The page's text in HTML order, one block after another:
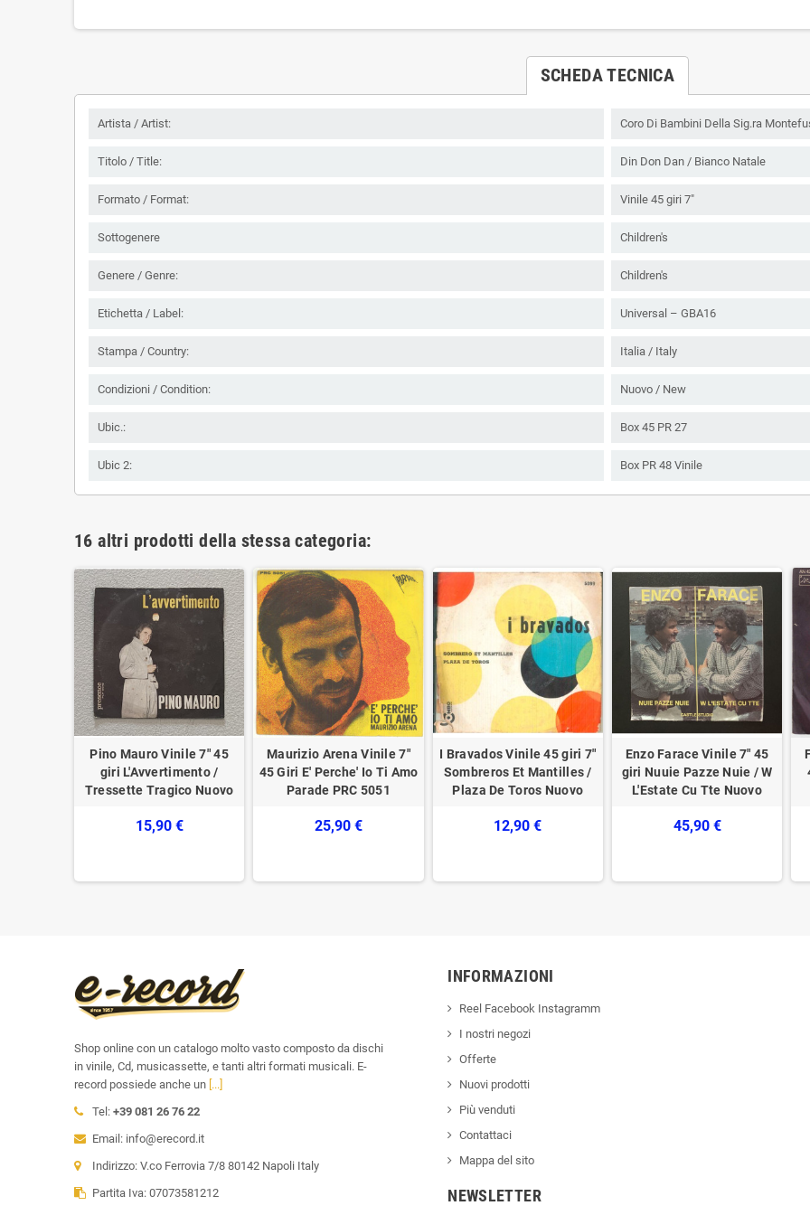
SCHEDA TECNICA
Artista / Artist: Coro Di Bambini Della Sig.ra
Titolo / Title: Din Don Dan / Bianco Natale
Formato / Format: Vinile 45 giri 7"
Sottogenere Children's
Genere / Genre: Children's
Etichetta / Label: Universal – GBA16
Stampa / Country: Italia / Italy
Condizioni / Condition: Nuovo / New
Ubic.: Box 45 PR 27
Ubic 2: Box PR 48 Vinile
16 altri prodotti della stessa categoria:
Pino Mauro Vinile 7" 45
giri L'Avvertimento /
Tressette Tragico Nuovo
15,90 €
Maurizio Arena Vinile 7"
45 Giri E' Perche' Io Ti Amo
Parade PRC 5051
25,90 €
I Bravados Vinile 45 giri 7"
Sombreros Et Mantilles /
Plaza De Toros Nuovo
12,90 €
Enzo Farace Vinile 7" 45
giri Nuuie Pazze Nuie / W
L'Estate Cu Tte Nuovo
45,90 €
Shop online con un catalogo molto vasto composto da dischi
in vinile, Cd, musicassette, e tanti altri formati musicali. E-
record possiede anche un [...]
Tel: +39 081 26 76 22
Email: info@erecord.it
Indirizzo: V.co Ferrovia 7/8 80142 Napoli Italy
Partita Iva: 07073581212
INFORMAZIONI
Reel Facebook Instagramm
I nostri negozi
Offerte
Nuovi prodotti
Più venduti
Contattaci
Mappa del sito
NEWSLETTER